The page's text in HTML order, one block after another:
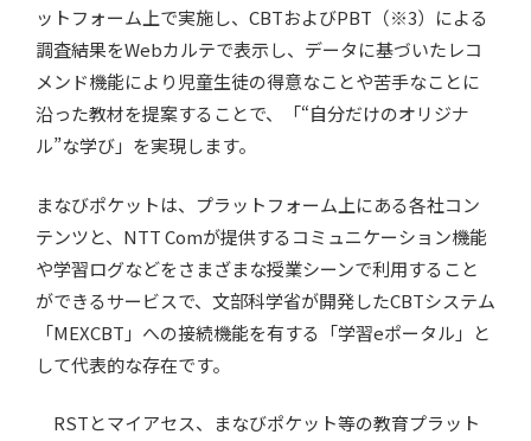
ットフォーム上で実施し、CBTおよびPBT（※3）による
調査結果をWebカルテで表示し、データに基づいたレコ
メンド機能により児童生徒の得意なことや苦手なことに
沿った教材を提案することで、「“自分だけのオリジナ
ル”な学び」を実現します。
まなびポケットは、プラットフォーム上にある各社コン
テンツと、NTT Comが提供するコミュニケーション機能
や学習ログなどをさまざまな授業シーンで利用すること
ができるサービスで、文部科学省が開発したCBTシステム
「MEXCBT」への接続機能を有する「学習eポータル」と
して代表的な存在です。
RSTとマイアセス、まなびポケット等の教育プラット